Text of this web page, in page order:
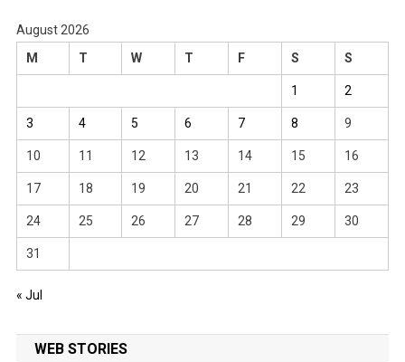
August 2026
M
T W T F S S
1 2
3 4 5 6 7 8 9
10 11 12 13 14 15 16
17 18 19 20 21 22 23
24 25 26 27 28 29 30
31
« Jul
WEB STORIES